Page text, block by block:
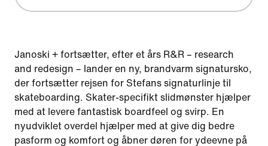
Janoski + fortsætter, efter et års R&R – research
and redesign – lander en ny, brandvarm signatursko,
der fortsætter rejsen for Stefans signaturlinje til
skateboarding. Skater-specifikt slidmønster hjælper
med at levere fantastisk boardfeel og svirp. En
nyudviklet overdel hjælper med at give dig bedre
pasform og komfort og åbner døren for ydeevne på